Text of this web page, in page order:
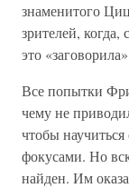
знаменитого
зрителей,
это
Все попытки
чему не
чтобы
фокусами. Но
найден. Им